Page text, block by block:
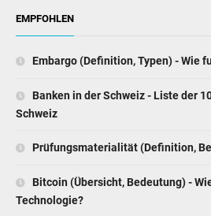
Marimekko Chart - Wie erstelle ich
Excel? (mit Beispielen)
Vlookup Zwei Kriterien - Schritt-
Beispielen